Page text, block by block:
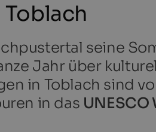
seine
Jahr über
in Toblach sind
in das